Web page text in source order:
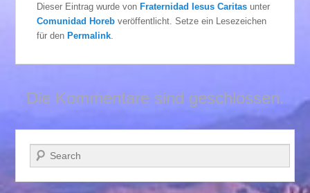
Dieser Eintrag wurde vonFraternidad Iesus Caritas unter
Comunidad Horeb veröffentlicht. Setze ein Lesezeichen
für denPermalink
Die Kommentare sind geschlossen.
Suchen